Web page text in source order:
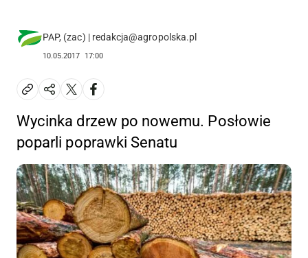
PAP, (zac) | redakcja@agropolska.pl
10.05.2017 17:00
Wycinka drzew po nowemu. Posłowie
poparli poprawki Senatu